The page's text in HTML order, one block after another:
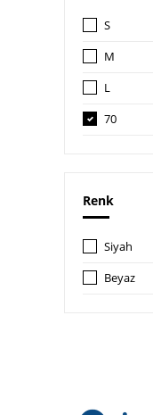
S
M
L
70
Renk
Siyah
Beyaz